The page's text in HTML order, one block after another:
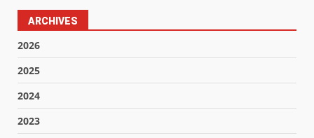
ARCHIVES
2026
2025
2024
2023